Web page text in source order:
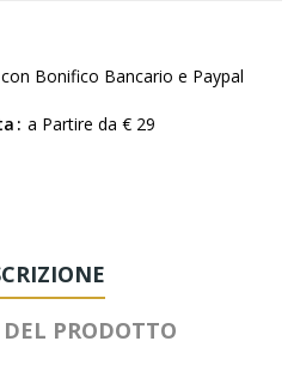
con Bonifico Bancario e Paypal
a Partire da € 29
PRODOTTO